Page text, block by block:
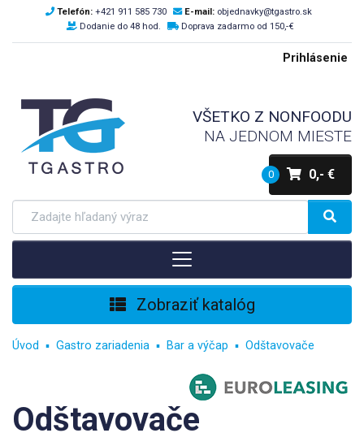
Telefón: +421 911 585 730 E-mail: objednavky@tgastro.sk
Dodanie do 48 hod.
Doprava zadarmo od 150,-€
Prihlásenie
VŠETKO Z NONFOODU
NA JEDNOM MIESTE
0 0,- €
Zobraziť katalóg
Úvod Gastro zariadenia Bar a výčap Odštavovače
Odštavovače